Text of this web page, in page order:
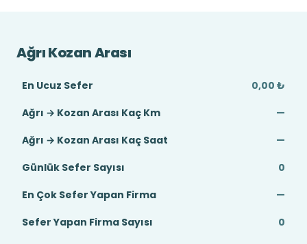
Ağrı Kozan Arası
En Ucuz Sefer
0,00 ₺
Ağrı → Kozan Arası Kaç Km
—
Ağrı → Kozan Arası Kaç Saat
—
Günlük Sefer Sayısı
0
En Çok Sefer Yapan Firma
—
Sefer Yapan Firma Sayısı
0